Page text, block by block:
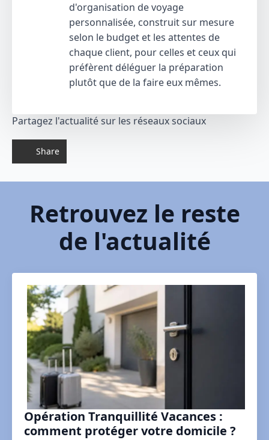
d'organisation de voyage
personnalisée, construit sur mesure
selon le budget et les attentes de
chaque client, pour celles et ceux qui
préfèrent déléguer la préparation
plutôt que de la faire eux mêmes.
Partagez l'actualité sur les réseaux sociaux
Share
Retrouvez le reste
de l'actualité
Opération Tranquillité Vacances :
comment protéger votre domicile ?